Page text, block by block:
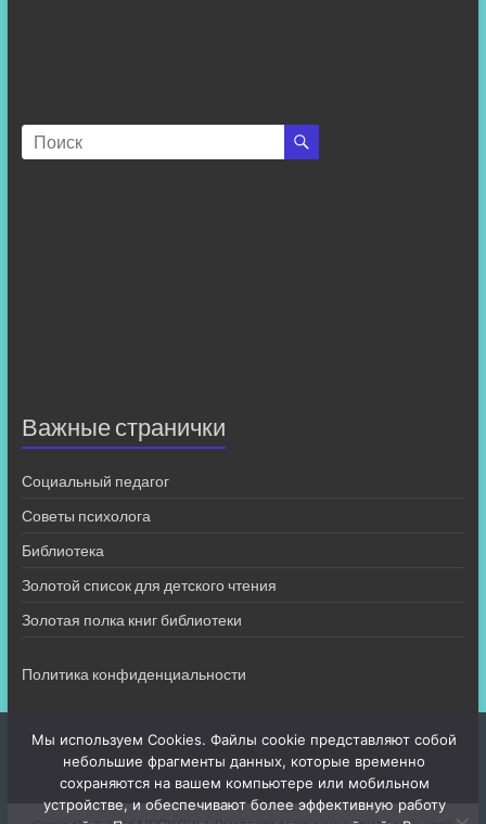
Важные странички
Социальный педагог
Советы психолога
Библиотека
Золотой список для детского чтения
Золотая полка книг библиотеки
Политика конфиденциальности
Мы используем Cookies. Файлы cookie представляют собой
небольшие фрагменты данных, которые временно
сохраняются на вашем компьютере или мобильном
устройстве, и обеспечивают более эффективную работу